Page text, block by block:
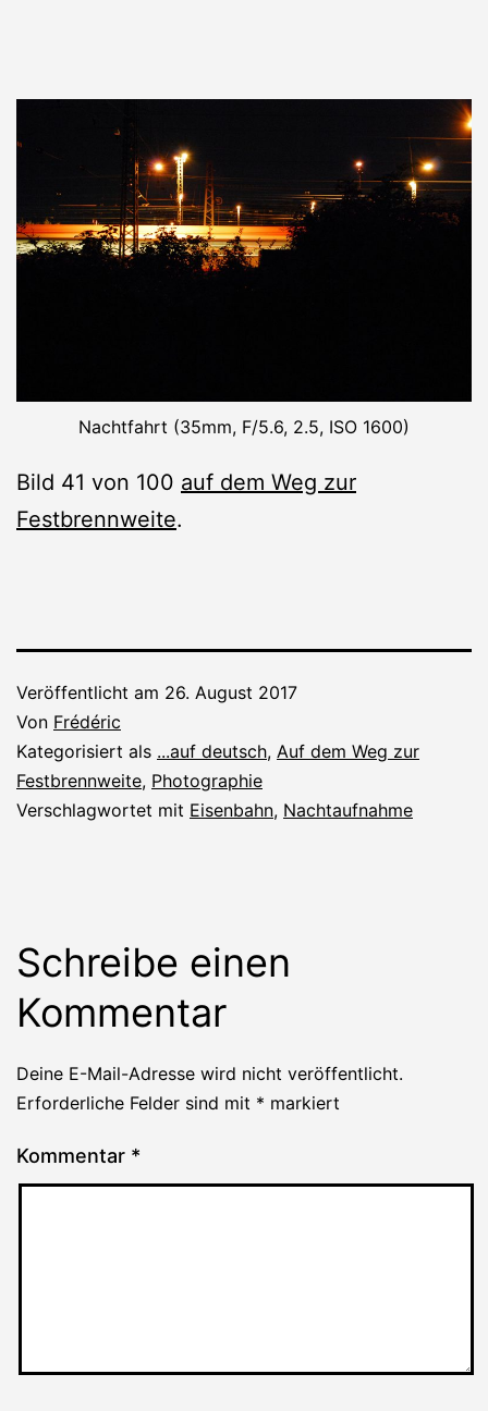
Nachtfahrt (35mm, F/5.6, 2.5, ISO 1600)
Bild 41 von 100 auf dem Weg zur
Festbrennweite.
Veröffentlicht am 26. August 2017
Von Frédéric
Kategorisiert als ...auf deutsch, Auf dem Weg zur
Festbrennweite, Photographie
Verschlagwortet mit Eisenbahn, Nachtaufnahme
Schreibe einen
Kommentar
Deine E-Mail-Adresse wird nicht veröffentlicht.
Erforderliche Felder sind mit * markiert
Kommentar *